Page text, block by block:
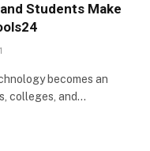
Students Make
1
becomes an
colleges, and…